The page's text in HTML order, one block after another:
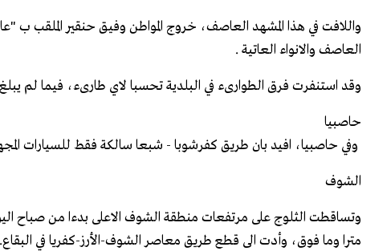
واللافت في هذا المشهد العاصف، خروج المواطن وفيق حنقير الملقب ب
العاصف والانواء العاتية .
وقد استنفرت فرق الطوارىء في البلدية تحسبا لاي طارىء، فيما لم
حاصبيا
وفي حاصبيا، افيد بان طريق كفرشوبا - شبعا سالكة فقط للسيارات
الشوف
مترا وما فوق، وأدت الى قطع طريق معاصر الشوف-الأرز-كفريا في